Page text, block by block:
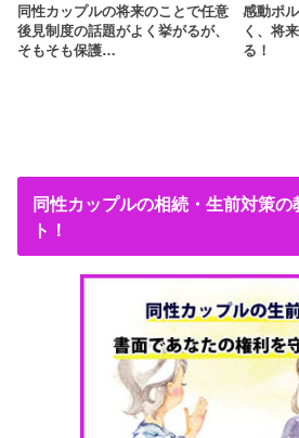
同性カップルの将来のことで任意
後見制度の話題がよく挙がるが、
そもそも保護…
感動ポ
く、将
る！
同性カップルの相続・生前対策
ト！